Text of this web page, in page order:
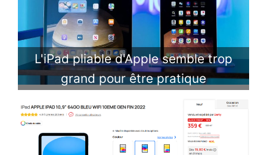
L'iPad pliable d'Apple semble trop
grand pour être pratique